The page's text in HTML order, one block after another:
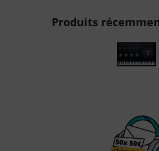
Produits